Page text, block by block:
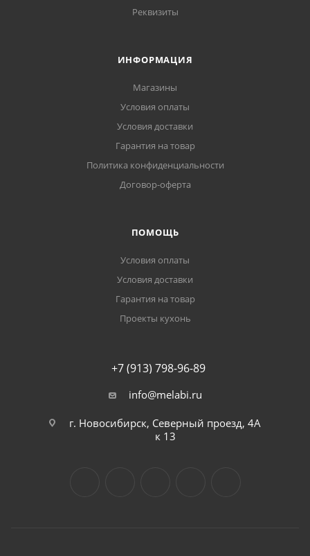
Реквизиты
ИНФОРМАЦИЯ
Магазины
Условия оплаты
Условия доставки
Гарантия на товар
Политика конфиденциальности
Договор-оферта
ПОМОЩЬ
Условия оплаты
Условия доставки
Гарантия на товар
Проекты кухонь
+7 (913) 798-96-89
info@melabi.ru
г. Новосибирск, Северный проезд, 4А
к 13